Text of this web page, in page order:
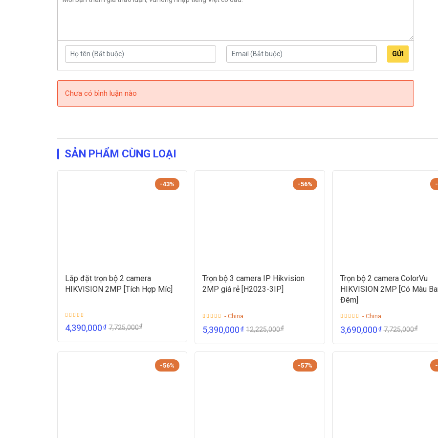
GỬI
Chưa có bình luận nào
SẢN PHẨM CÙNG LOẠI
-43%
Lắp đặt trọn bộ 2 camera
HIKVISION 2MP [Tích Hợp Míc]
4,390,000₫ 7,725,000₫
-56%
Trọn bộ 3 camera IP Hikvision
2MP giá rẻ [H2023-3IP]
- China
5,390,000₫ 12,225,000₫
Trọn bộ 2 camera ColorVu
HIKVISION 2MP [Có Màu
Đêm]
- China
3,690,000₫ 7,725,000₫
-56% -57%